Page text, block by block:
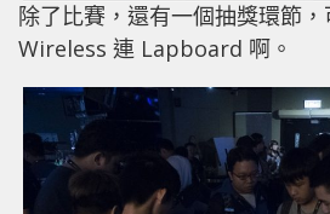
除了比賽，還有一個抽獎環節
Wireless 連 Lapboard 啊。